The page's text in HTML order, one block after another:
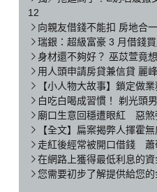
12
向親友借錢不能扣 房地合
瑞銀：超級富豪 3 月借錢
身材還不夠好？ 巫苡萱竟
用人頭申請房貸兼信貸 麗
【小人物大故事】鎖定做
白吃白喝成習慣！ 剃光頭
廟口生意回穩遭眼紅 惡煞
【全文】扁案揭弊人揮霍
走紅後經常被開口借錢 蕭
在網路上獲得最低利息的
您需要初步了解提供給您